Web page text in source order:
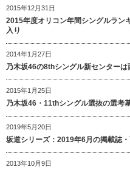
2015年12月31日
2015年度オリコン年間シングルラン
入り
2014年1月27日
乃木坂46の8thシングル新センターは
2015年1月25日
乃木坂46・11thシングル選抜の選考
2019年5月20日
坂道シリーズ：2019年6月の掲載誌
2013年10月9日